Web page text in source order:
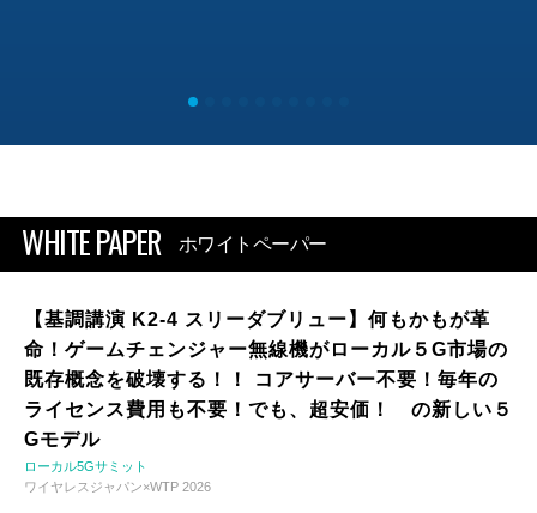
WHITE PAPER ホワイトペーパー
【基調講演 K2-4 スリーダブリュー】何もかもが革
命！ゲームチェンジャー無線機がローカル５G市場の
既存概念を破壊する！！ コアサーバー不要！毎年の
ライセンス費用も不要！でも、超安価！ の新しい５
Gモデル
ローカル5Gサミット
ワイヤレスジャパン×WTP 2026